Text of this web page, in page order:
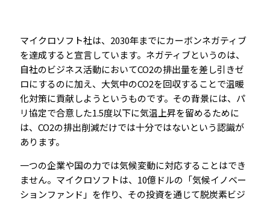
マイクロソフト社は、2030年までにカーボンネガティブ
を達成すると宣言しています。ネガティブというのは、
自社のビジネス活動においてCO2の排出量を差し引きゼ
ロにするのに加え、大気中のCO2を回収することで温暖
化対策に貢献しようというものです。その背景には、パ
リ協定で合意した1.5度以下に気温上昇を留めるために
は、CO2の排出削減だけでは十分ではないという認識が
あります。
一つの企業や国の力では気候変動に対応することはでき
ません。マイクロソフトは、10億ドルの「気候イノベー
ションファンド」を作り、その投資を通じて脱炭素ビジ